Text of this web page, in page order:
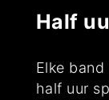
Half
Elke
half uur